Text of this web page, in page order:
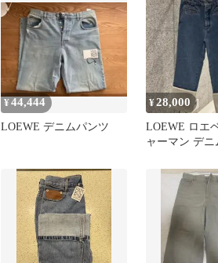
¥44,444
LOEWE デニムパンツ
¥28,000
LOEWE ロエ
ャーマン デニ